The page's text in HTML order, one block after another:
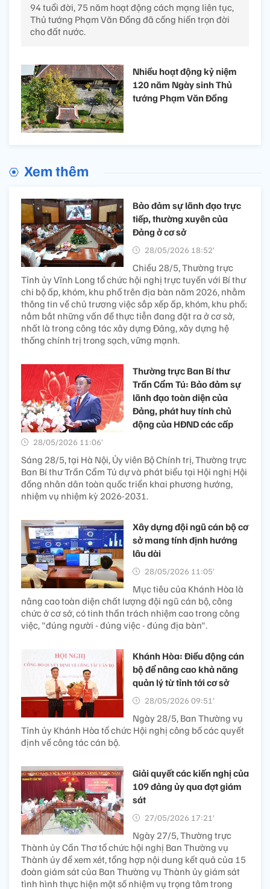
94 tuổi đời, 75 năm hoạt động cách mạng liên tục,
Thủ tướng Phạm Văn Đồng đã cống hiến trọn đời
cho đất nước.
Nhiều hoạt động kỷ niệm
120 năm Ngày sinh Thủ
tướng Phạm Văn Đồng
Xem thêm
Bảo đảm sự lãnh đạo trực
tiếp, thường xuyên của
Đảng ở cơ sở
28/05/2026 18:52’
Chiều 28/5, Thường trực
Tỉnh ủy Vĩnh Long tổ chức hội nghị trực tuyến với Bí thư
chi bộ ấp, khóm, khu phố trên địa bàn năm 2026, nhằm
thông tin về chủ trương việc sắp xếp ấp, khóm, khu phố;
nắm bắt những vấn đề thực tiễn đang đặt ra ở cơ sở,
nhất là trong công tác xây dựng Đảng, xây dựng hệ
thống chính trị trong sạch, vững mạnh.
Thường trực Ban Bí thư
Trần Cẩm Tú: Bảo đảm sự
lãnh đạo toàn diện của
Đảng, phát huy tính chủ
động của HĐND các cấp
28/05/2026 11:06’
Sáng 28/5, tại Hà Nội, Ủy viên Bộ Chính trị, Thường trực
Ban Bí thư Trần Cẩm Tú dự và phát biểu tại Hội nghị Hội
đồng nhân dân toàn quốc triển khai phương hướng,
nhiệm vụ nhiệm kỳ 2026-2031.
Xây dựng đội ngũ cán bộ cơ
sở mang tính định hướng
lâu dài
28/05/2026 11:05’
Mục tiêu của Khánh Hòa là
nâng cao toàn diện chất lượng đội ngũ cán bộ, công
chức ở cơ sở, có tinh thần trách nhiệm cao trong công
việc, "đúng người - đúng việc - đúng địa bàn".
Khánh Hòa: Điều động cán
bộ để nâng cao khả năng
quản lý từ tỉnh tới cơ sở
28/05/2026 09:51’
Ngày 28/5, Ban Thường vụ
Tỉnh ủy Khánh Hòa tổ chức Hội nghị công bố các quyết
định về công tác cán bộ.
Giải quyết các kiến nghị của
109 đảng ủy qua đợt giám
sát
27/05/2026 17:21’
Ngày 27/5, Thường trực
Thành ủy Cần Thơ tổ chức hội nghị Ban Thường vụ
Thành ủy để xem xét, tổng hợp nội dung kết quả của 15
đoàn giám sát của Ban Thường vụ Thành ủy giám sát
tình hình thực hiện một số nhiệm vụ trọng tâm trong